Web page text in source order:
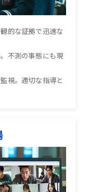
的な証拠で迅速な
不測の事態にも現
視。適切な指導と